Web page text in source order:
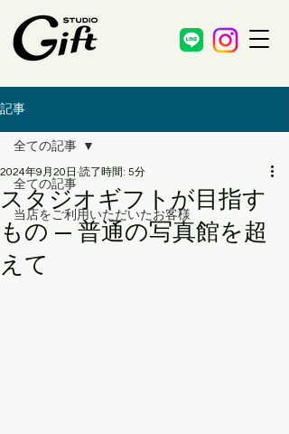
記事
全ての記事
当店をご利用いただいたお客様
全ての記事
スタジオギフトが目指す
もの — 普通の写真館を超
えて
2024年9月20日 読了時間: 5分